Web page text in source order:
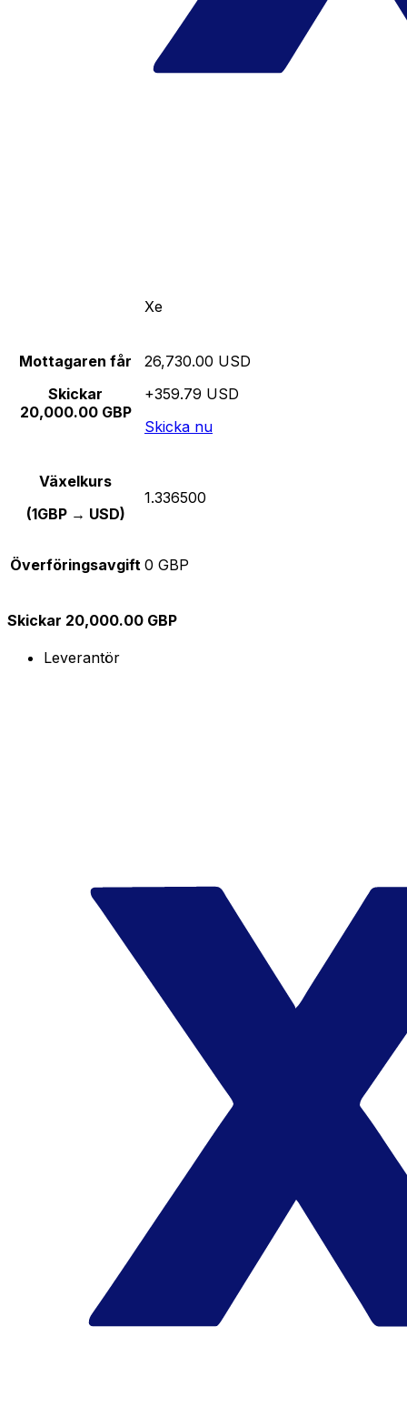
Xe
Mottagaren får
Skickar
20,000.00 GBP
26,730.00 USD
+359.79 USD
Skicka nu
Växelkurs
(1GBP → USD)
1.336500
Överföringsavgift 0 GBP
Skickar 20,000.00 GBP
Leverantör